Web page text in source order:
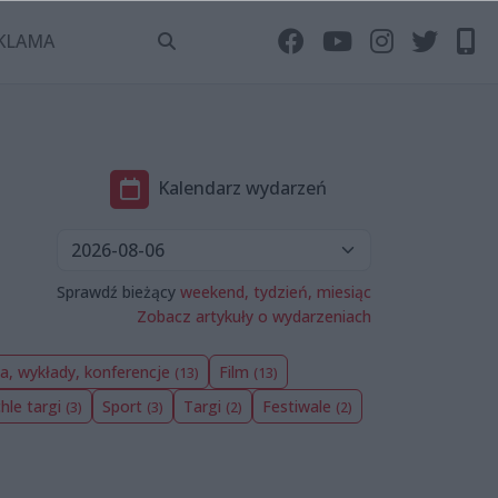
Kalendarz wydarzeń
Sprawdź bieżący weekend, tydzień, miesiąc
Zobacz artykuły o wydarzeniach
wykłady, konferencje (13) Film (13)
targi (3) Sport (3) Targi (2) Festiwale (2)